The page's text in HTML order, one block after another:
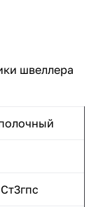
швеллера